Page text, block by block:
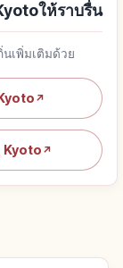
ให้ราบรื่น
เพิ่มเติมด้วย
↗
Kyoto ↗